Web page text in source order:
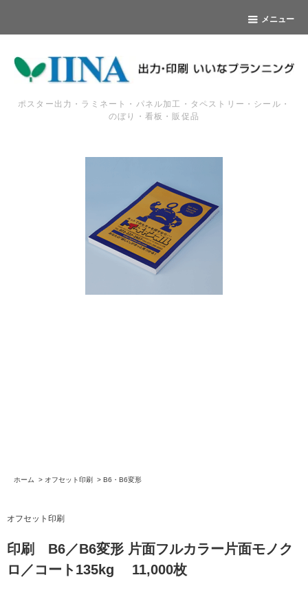
メニュー
ポスター出力・ラミネート・パネル加工・タペストリー・シール・
のぼり・看板・販促品
ホーム > オフセット印刷 > B6・B6変形
オフセット印刷
印刷 B6／B6変形 片面フルカラー片面モノク
ロ／コート135kg 11,000枚